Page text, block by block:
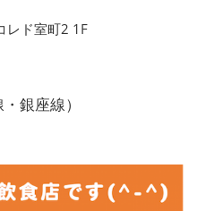
レド室町2 1F
銀座線）